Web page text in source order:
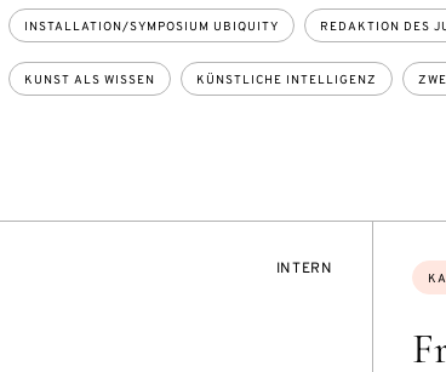
INSTALLATION/SYMPOSIUM UBIQUITY REDAKTION DES
KUNST ALS WISSEN KÜNSTLICHE INTELLIGENZ
INTERN